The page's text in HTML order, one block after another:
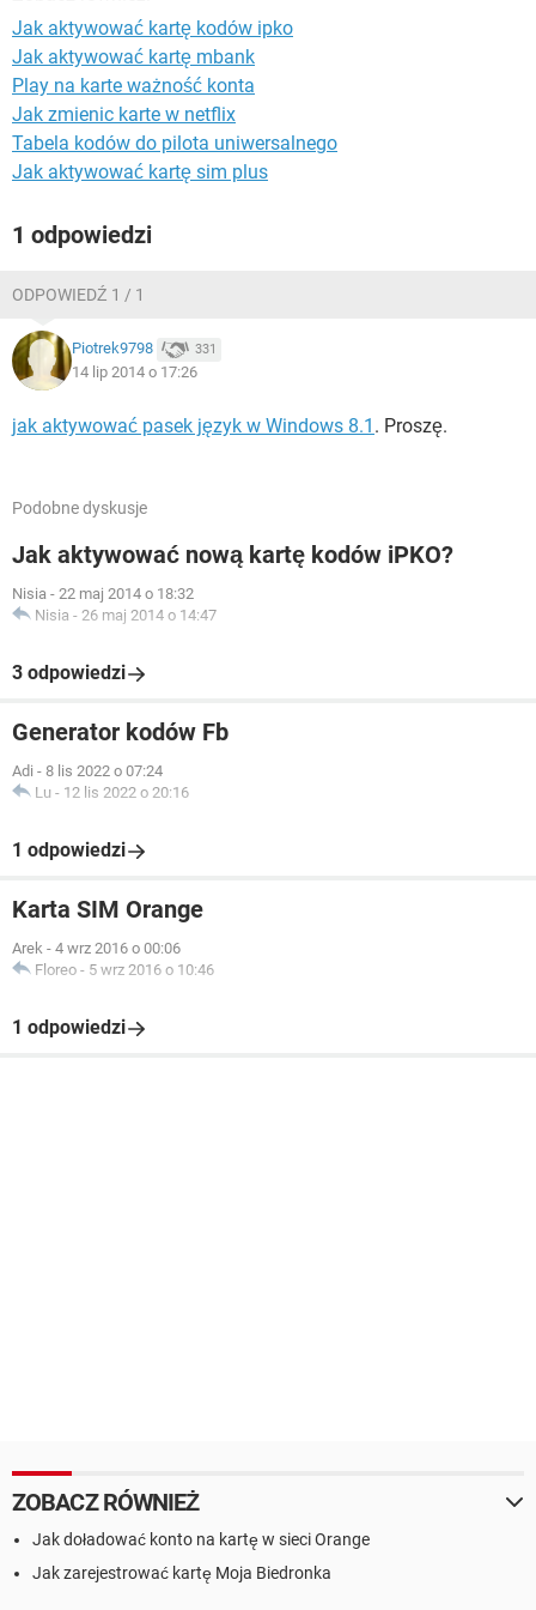
Jak aktywować kartę kodów ipko
Jak aktywować kartę mbank
Play na karte ważność konta
Jak zmienic karte w netflix
Tabela kodów do pilota uniwersalnego
Jak aktywować kartę sim plus
1 odpowiedzi
ODPOWIEDŹ 1 / 1
Piotrek9798 331
14 lip 2014 o 17:26
jak aktywować pasek język w Windows 8.1 . Proszę.
Podobne dyskusje
Jak aktywować nową kartę kodów iPKO?
Nisia - 22 maj 2014 o 18:32
Nisia - 26 maj 2014 o 14:47
3 odpowiedzi
Generator kodów Fb
Adi - 8 lis 2022 o 07:24
Lu - 12 lis 2022 o 20:16
1 odpowiedzi
Karta SIM Orange
Arek - 4 wrz 2016 o 00:06
Floreo - 5 wrz 2016 o 10:46
1 odpowiedzi
ZOBACZ RÓWNIEŻ
Jak doładować konto na kartę w sieci Orange
Jak zarejestrować kartę Moja Biedronka